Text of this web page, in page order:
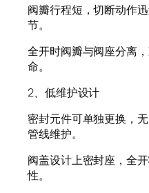
阀瓣行程短，切断动作
节。
全开时阀瓣与阀座分离
命。
2、低维护设计
密封元件可单独更换，
管线维护。
阀盖设计上密封座，全
性。